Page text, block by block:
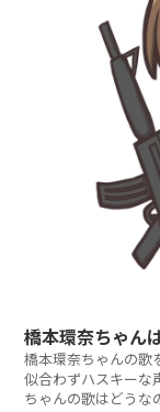
橋本環奈ちゃん
橋本環奈ちゃんの歌
似合わずハスキーな
ちゃんの歌はどうな